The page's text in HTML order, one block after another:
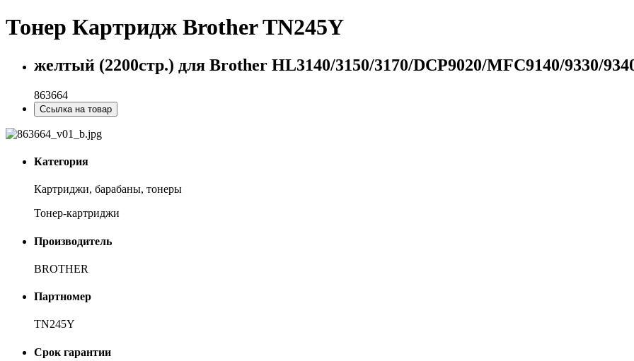
Тонер Картридж Brother TN245Y
желтый (2200стр.) для Brother HL3140/3150/3170/DCP9020/MFC9140/9330/
863664
Ссылка на товар
Категория
Картриджи, барабаны, тонеры
Тонер-картриджи
Производитель
BROTHER
Партномер
TN245Y
Срок гарантии